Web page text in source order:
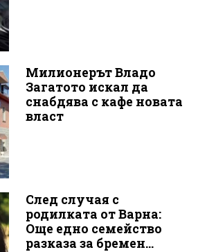
Милионерът Владо
Загатото искал да
снабдява с кафе новата
власт
След случая с
родилката от Варна:
Още едно семейство
разказа за бремен...